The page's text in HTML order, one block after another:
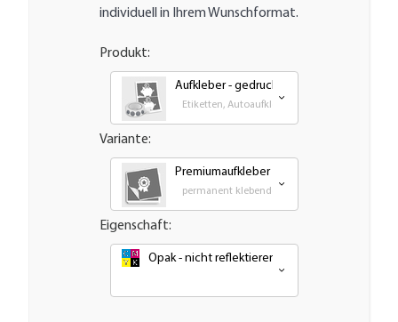
individuell in Ihrem Wunschformat.
Produkt:
Aufkleber - gedruckt
Etiketten, Autoaufkleber, Transfer und
Variante:
Premiumaufkleber - wetterfest, UV-
permanent klebende - Outdoor PVC Folie
Eigenschaft:
Opak - nicht reflektierend oder nachleuchtend